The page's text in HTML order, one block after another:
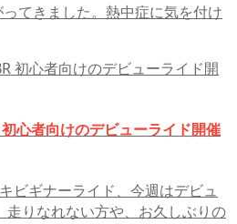
てきました。熱中症に気を付け
心者向けのデビューライド開催
ビギナーライド、今週はデビュ
走りなれない方や、お久しぶりの